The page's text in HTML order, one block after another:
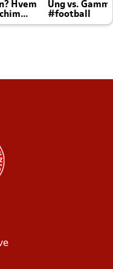
Hvem
Ung vs.
#football